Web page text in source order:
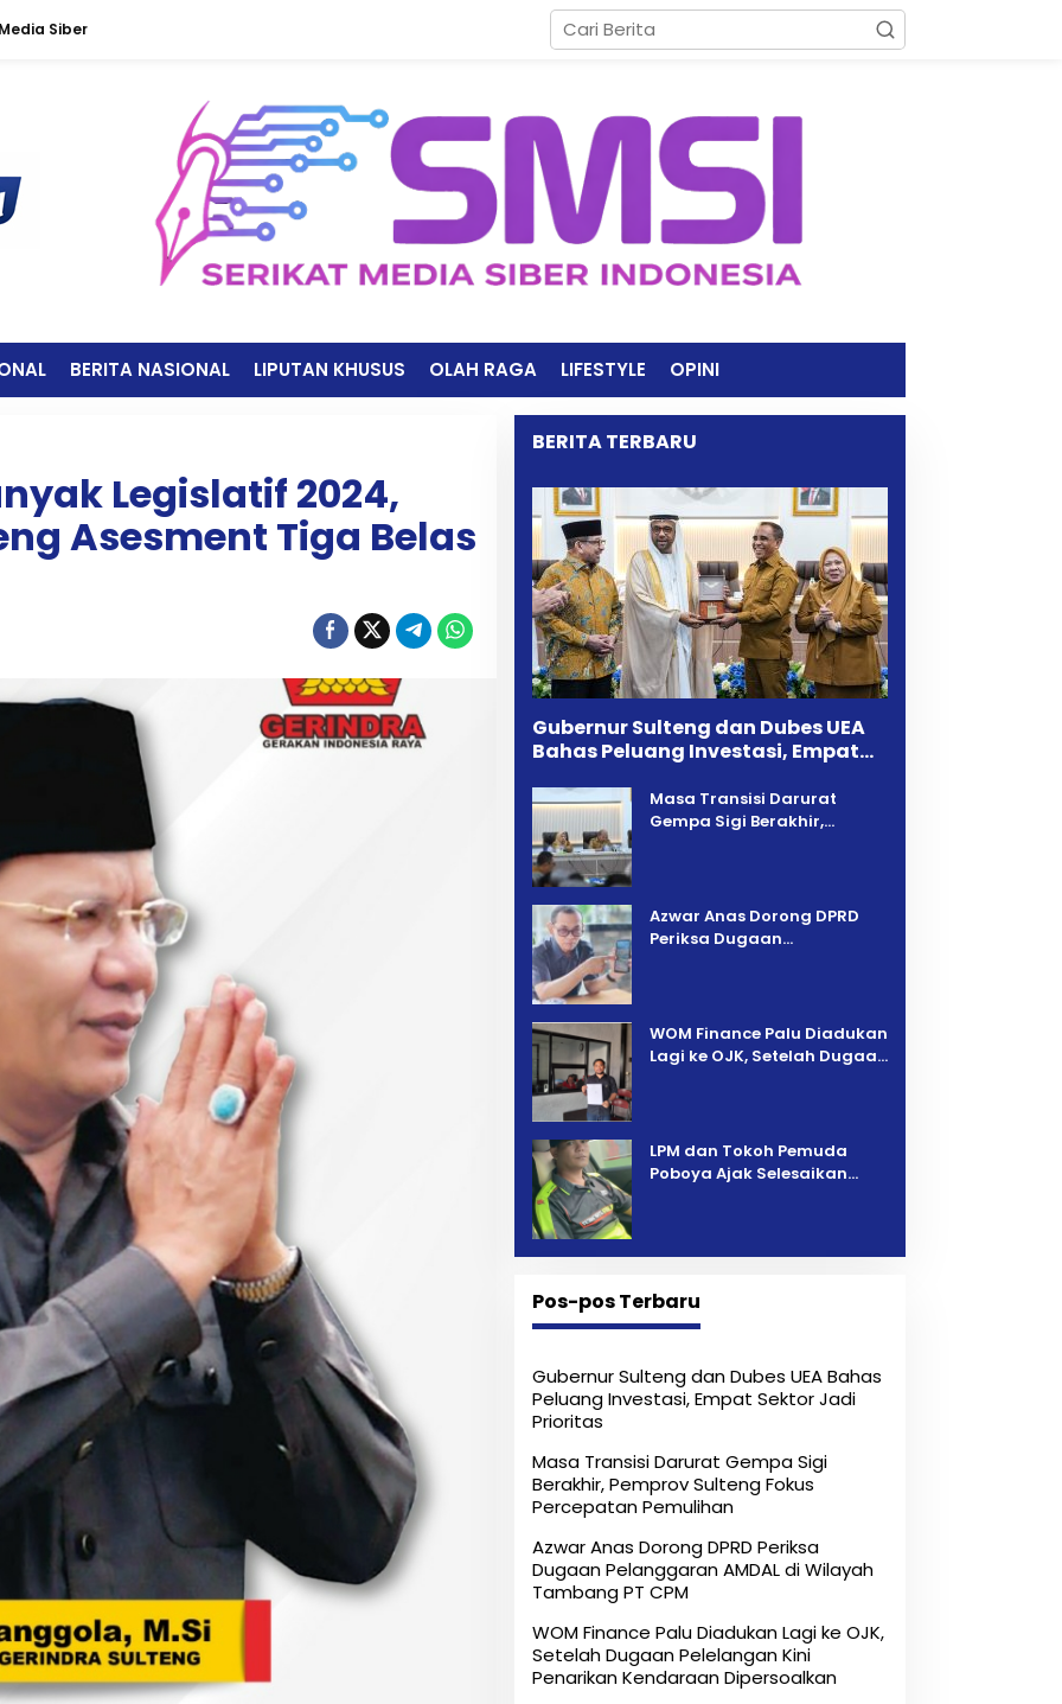
Siber
BERITA NASIONAL LIPUTAN KHUSUS OLAH RAGA LIFESTYLE OPINI
Legislatif 2024,
Asesment Tiga Belas
BERITA TERBARU
Gubernur Sulteng dan Dubes UEA
Bahas Peluang Investasi, Empat
Masa Transisi Darurat
Gempa Sigi Berakhir,
Azwar Anas Dorong DPRD
Periksa Dugaan
‎WOM Finance Palu Diadukan
Lagi ke OJK, Setelah Dugaan
LPM dan Tokoh Pemuda
Poboya Ajak Selesaikan
Pos-pos Terbaru
Gubernur Sulteng dan Dubes UEA Bahas
Peluang Investasi, Empat Sektor Jadi
Prioritas
Masa Transisi Darurat Gempa Sigi
Berakhir, Pemprov Sulteng Fokus
Percepatan Pemulihan
Azwar Anas Dorong DPRD Periksa
Dugaan Pelanggaran AMDAL di Wilayah
Tambang PT CPM
‎WOM Finance Palu Diadukan Lagi ke OJK,
Setelah Dugaan Pelelangan Kini
Penarikan Kendaraan Dipersoalkan ‎